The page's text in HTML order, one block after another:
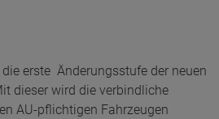
erste Änderungsstufe der neuen
dieser wird die verbindliche
AU-pflichtigen Fahrzeugen